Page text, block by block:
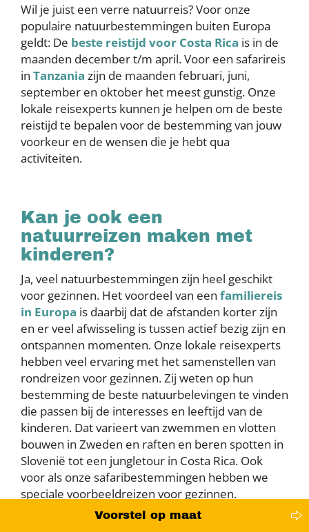
Wil je juist een verre natuurreis? Voor onze
populaire natuurbestemmingen buiten Europa
geldt: De beste reistijd voor Costa Rica is in de
maanden december t/m april. Voor een safarireis
in Tanzania zijn de maanden februari, juni,
september en oktober het meest gunstig. Onze
lokale reisexperts kunnen je helpen om de beste
reistijd te bepalen voor de bestemming van jouw
voorkeur en de wensen die je hebt qua
activiteiten.
Kan je ook een
natuurreizen maken met
kinderen?
Ja, veel natuurbestemmingen zijn heel geschikt
voor gezinnen. Het voordeel van een familiereis
in Europa is daarbij dat de afstanden korter zijn
en er veel afwisseling is tussen actief bezig zijn en
ontspannen momenten. Onze lokale reisexperts
hebben veel ervaring met het samenstellen van
rondreizen voor gezinnen. Zij weten op hun
bestemming de beste natuurbelevingen te vinden
die passen bij de interesses en leeftijd van de
kinderen. Dat varieert van zwemmen en vlotten
bouwen in Zweden en raften en beren spotten in
Slovenië tot een jungletour in Costa Rica. Ook
voor als onze safaribestemmingen hebben we
speciale voorbeeldreizen voor gezinnen.
Voorstel op maat